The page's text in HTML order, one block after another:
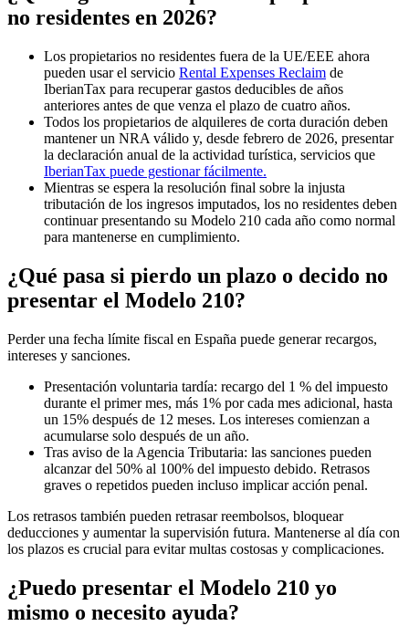
no residentes en 2026?
Los propietarios no residentes fuera de la UE/EEE ahora
pueden usar el servicio Rental Expenses Reclaim de
IberianTax para recuperar gastos deducibles de años
anteriores antes de que venza el plazo de cuatro años.
Todos los propietarios de alquileres de corta duración deben
mantener un NRA válido y, desde febrero de 2026, presentar
la declaración anual de la actividad turística, servicios que
IberianTax puede gestionar fácilmente.
Mientras se espera la resolución final sobre la injusta
tributación de los ingresos imputados, los no residentes deben
continuar presentando su Modelo 210 cada año como normal
para mantenerse en cumplimiento.
¿Qué pasa si pierdo un plazo o decido no
presentar el Modelo 210?
Perder una fecha límite fiscal en España puede generarrecargos,
intereses y sanciones.
Presentación voluntaria tardía: recargo del 1 % del impuesto
durante el primer mes, más 1% por cada mes adicional, hasta
un 15% después de 12 meses. Los intereses comienzan a
acumularse solo después de un año.
Tras aviso de la Agencia Tributaria: las sanciones pueden
alcanzar del 50% al 100% del impuesto debido. Retrasos
graves o repetidos pueden incluso implicar acción penal.
Los retrasos también pueden retrasar reembolsos, bloquear
deducciones y aumentar la supervisión futura. Mantenerse al día con
los plazos es crucial para evitar multas costosas y complicaciones.
¿Puedo presentar el Modelo 210 yo
mismo o necesito ayuda?